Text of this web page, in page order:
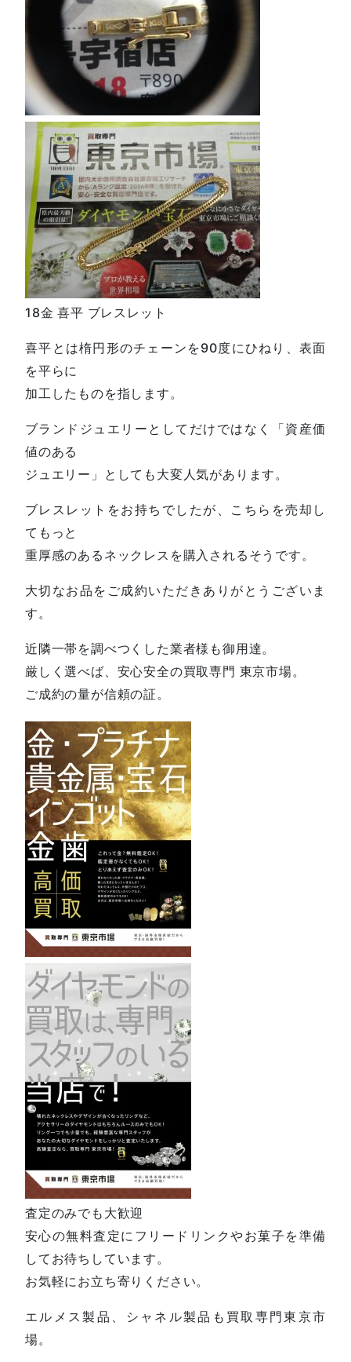
18金 喜平 ブレスレット
喜平とは楕円形のチェーンを90度にひねり、表面
を平らに
加工したものを指します。
ブランドジュエリーとしてだけではなく「資産価
値のある
ジュエリー」としても大変人気があります。
ブレスレットをお持ちでしたが、こちらを売却し
てもっと
重厚感のあるネックレスを購入されるそうです。
大切なお品をご成約いただきありがとうございま
す。
近隣一帯を調べつくした業者様も御用達。
厳しく選べば、安心安全の買取専門 東京市場。
ご成約の量が信頼の証。
査定のみでも大歓迎
安心の無料査定にフリードリンクやお菓子を準備
してお待ちしています。
お気軽にお立ち寄りください。
エルメス製品、シャネル製品も買取専門東京市
場。